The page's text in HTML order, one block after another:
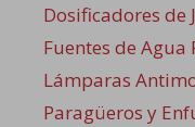
Dosificadores de
Fuentes de Agua
Lámparas
Paragüeros y